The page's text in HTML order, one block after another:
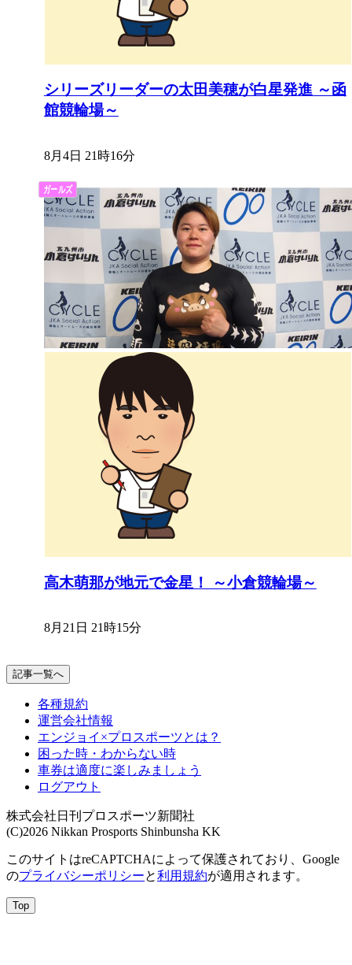
シリーズリーダーの太田美穂が白星発進 ～函
館競輪場～
8月4日 21時16分
高木萌那が地元で金星！ ～小倉競輪場～
8月21日 21時15分
記事一覧へ
各種規約
運営会社情報
エンジョイ×プロスポーツとは？
困った時・わからない時
車券は適度に楽しみましょう
ログアウト
株式会社日刊プロスポーツ新聞社
(C)2026 Nikkan Prosports Shinbunsha KK
このサイトはreCAPTCHAによって保護されており、Google
のプライバシーポリシーと利用規約が適用されます。
Top